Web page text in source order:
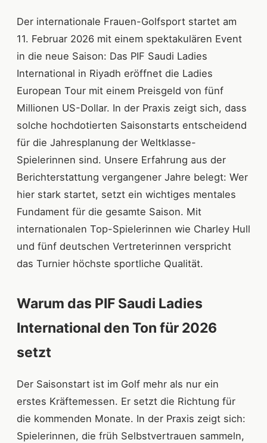
Der internationale Frauen-Golfsport startet am
11. Februar 2026 mit einem spektakulären Event
in die neue Saison: Das PIF Saudi Ladies
International in Riyadh eröffnet die Ladies
European Tour mit einem Preisgeld von fünf
Millionen US-Dollar. In der Praxis zeigt sich, dass
solche hochdotierten Saisonstarts entscheidend
für die Jahresplanung der Weltklasse-
Spielerinnen sind. Unsere Erfahrung aus der
Berichterstattung vergangener Jahre belegt: Wer
hier stark startet, setzt ein wichtiges mentales
Fundament für die gesamte Saison. Mit
internationalen Top-Spielerinnen wie Charley Hull
und fünf deutschen Vertreterinnen verspricht
das Turnier höchste sportliche Qualität.
Warum das PIF Saudi Ladies
International den Ton für 2026
setzt
Der Saisonstart ist im Golf mehr als nur ein
erstes Kräftemessen. Er setzt die Richtung für
die kommenden Monate. In der Praxis zeigt sich:
Spielerinnen, die früh Selbstvertrauen sammeln,